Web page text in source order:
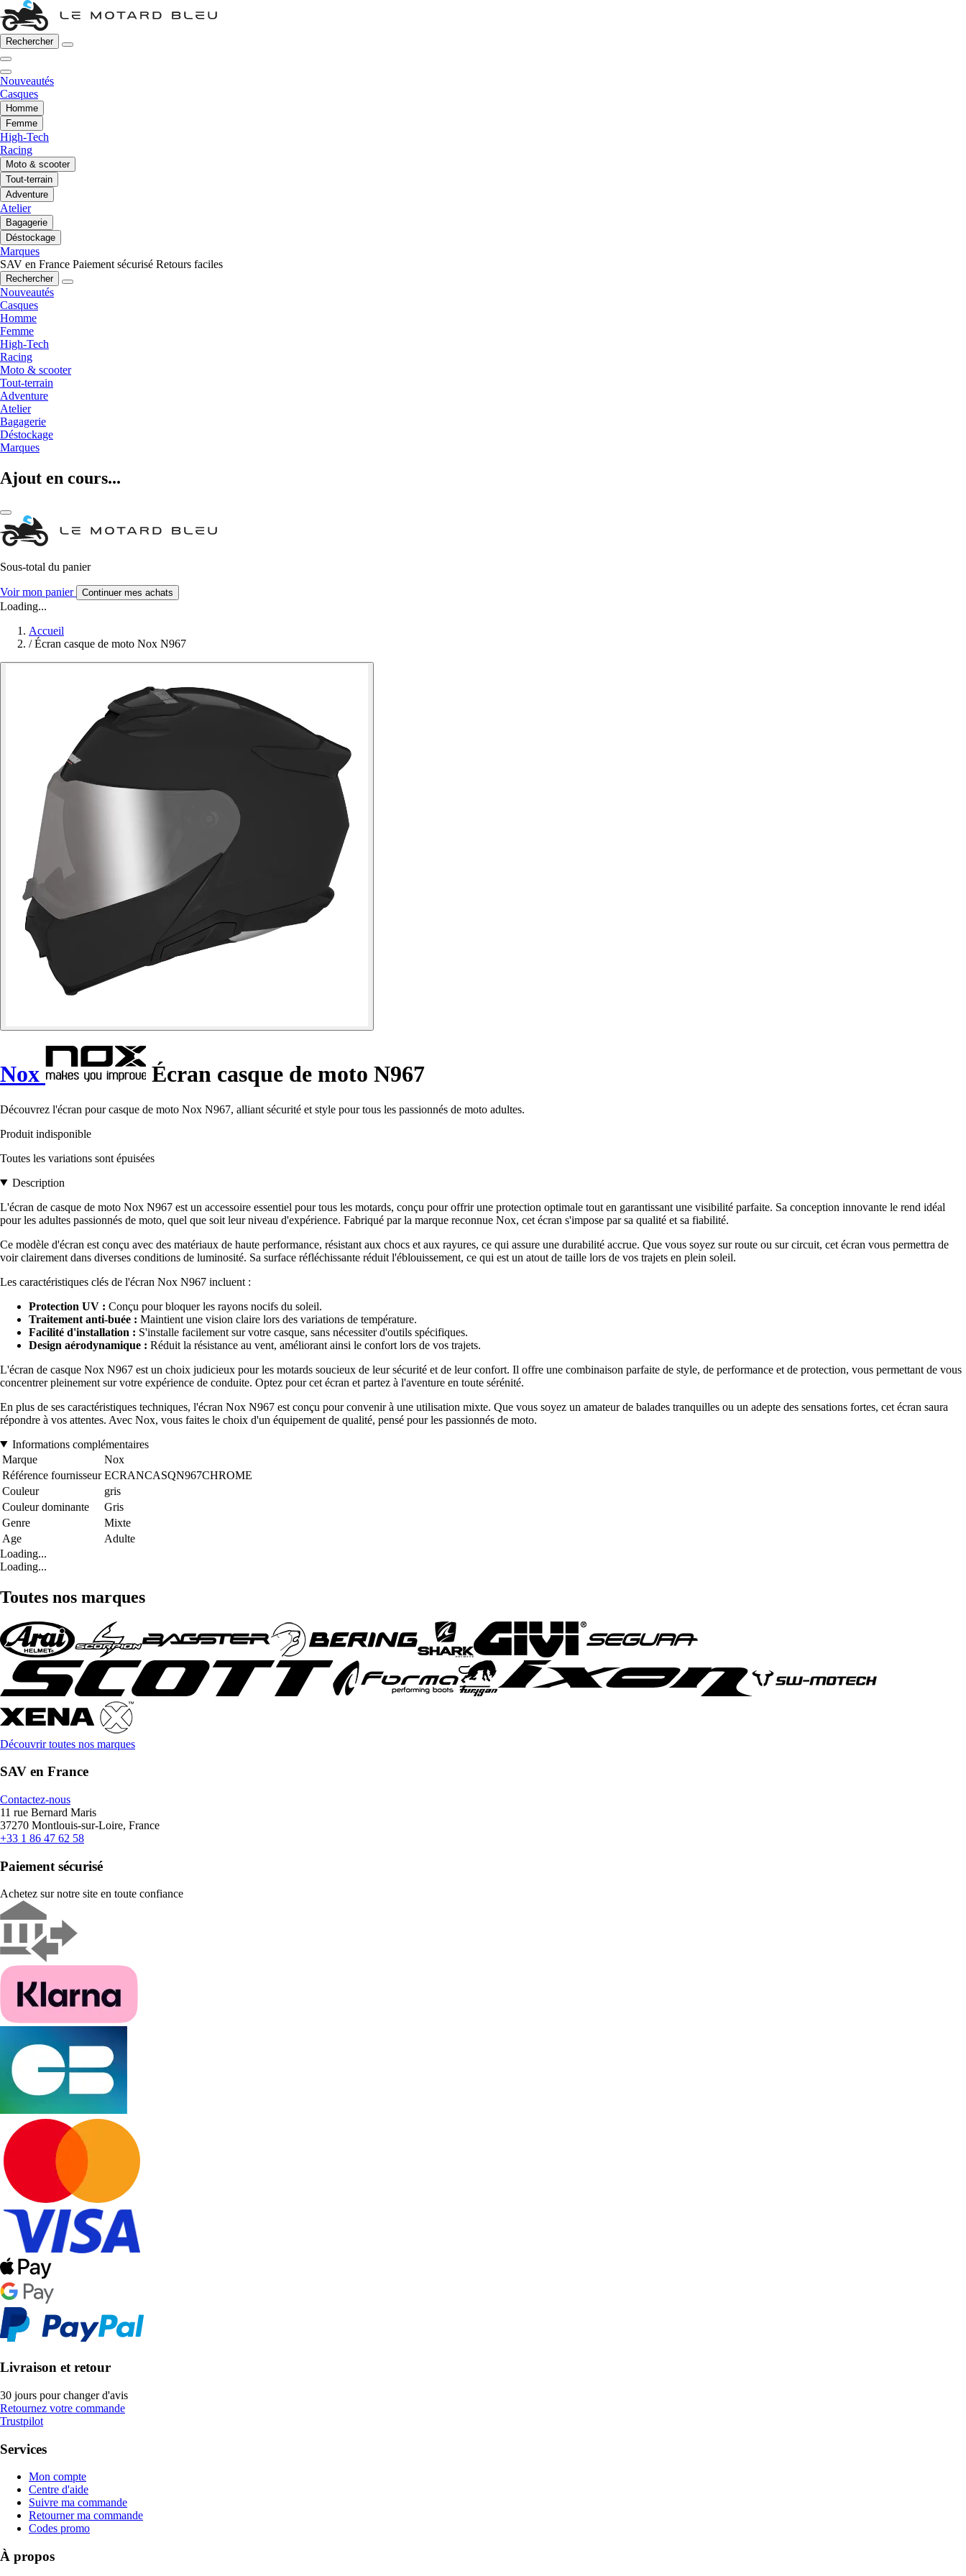
Rechercher
Nouveautés
Casques
Homme
Femme
High-Tech
Racing
Moto & scooter
Tout-terrain
Adventure
Atelier
Bagagerie
Déstockage
Marques
SAV en France Paiement sécurisé Retours faciles
Rechercher
Nouveautés
Casques
Homme
Femme
High-Tech
Racing
Moto & scooter
Tout-terrain
Adventure
Atelier
Bagagerie
Déstockage
Marques
Ajout en cours...
Sous-total du panier
Voir mon panier Continuer mes achats
Loading...
Accueil
/ Écran casque de moto Nox N967
Nox Écran casque de moto N967
Découvrez l'écran pour casque de moto Nox N967, alliant sécurité et style pour tous les passionnés de moto adultes.
Produit indisponible
Toutes les variations sont épuisées
Description
L'écran de casque de moto Nox N967 est un accessoire essentiel pour tous les motards, conçu pour offrir une protection optimale tout en garantissant une visibilité parfaite. Sa conception innovante le rend idéal
pour les adultes passionnés de moto, quel que soit leur niveau d'expérience. Fabriqué par la marque reconnue Nox, cet écran s'impose par sa qualité et sa fiabilité.
Ce modèle d'écran est conçu avec des matériaux de haute performance, résistant aux chocs et aux rayures, ce qui assure une durabilité accrue. Que vous soyez sur route ou sur circuit, cet écran vous permettra de
voir clairement dans diverses conditions de luminosité. Sa surface réfléchissante réduit l'éblouissement, ce qui est un atout de taille lors de vos trajets en plein soleil.
Les caractéristiques clés de l'écran Nox N967 incluent :
Protection UV : Conçu pour bloquer les rayons nocifs du soleil.
Traitement anti-buée : Maintient une vision claire lors des variations de température.
Facilité d'installation : S'installe facilement sur votre casque, sans nécessiter d'outils spécifiques.
Design aérodynamique : Réduit la résistance au vent, améliorant ainsi le confort lors de vos trajets.
L'écran de casque Nox N967 est un choix judicieux pour les motards soucieux de leur sécurité et de leur confort. Il offre une combinaison parfaite de style, de performance et de protection, vous permettant de vous
concentrer pleinement sur votre expérience de conduite. Optez pour cet écran et partez à l'aventure en toute sérénité.
En plus de ses caractéristiques techniques, l'écran Nox N967 est conçu pour convenir à une utilisation mixte. Que vous soyez un amateur de balades tranquilles ou un adepte des sensations fortes, cet écran saura
répondre à vos attentes. Avec Nox, vous faites le choix d'un équipement de qualité, pensé pour les passionnés de moto.
Informations complémentaires
Marque
Nox
Référence fournisseur ECRANCASQN967CHROME
Couleur
gris
Couleur dominante
Gris
Genre
Mixte
Age
Adulte
Loading...
Loading...
Toutes nos marques
Découvrir toutes nos marques
SAV en France
Contactez-nous
11 rue Bernard Maris
37270 Montlouis-sur-Loire, France
+33 1 86 47 62 58
Paiement sécurisé
Achetez sur notre site en toute confiance
Livraison et retour
30 jours pour changer d'avis
Retournez votre commande
Trustpilot
Services
Mon compte
Centre d'aide
Suivre ma commande
Retourner ma commande
Codes promo
À propos